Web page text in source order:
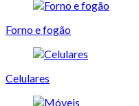
Forno e fogão
Celulares